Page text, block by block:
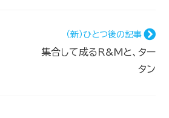
（新）ひとつ後の記事
集合して成るR&Mと、ター
タン